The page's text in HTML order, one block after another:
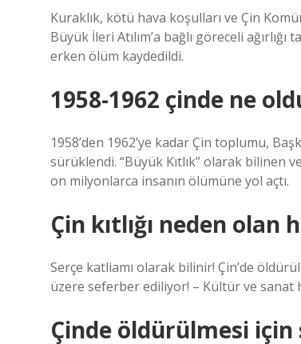
Kuraklık, kötü hava koşulları ve Çin
Büyük İleri Atılım’a bağlı göreceli
erken ölüm kaydedildi.
1958-1962 çinde ne
1958’den 1962’ye kadar Çin toplumu,
sürüklendi. “Büyük Kıtlık” olarak bilinen
on milyonlarca insanın ölümüne yol açtı.
Çin kıtlığı neden
Serçe katliamı olarak bilinir! Çin’de
üzere seferber ediliyor! – Kültür ve sanat
Çinde öldürülmesi